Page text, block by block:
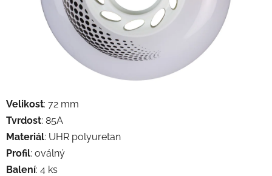
Velikost: 72 mm
Tvrdost: 85A
Materiál: UHR polyuretan
Profil: oválný
Balení: 4 ks